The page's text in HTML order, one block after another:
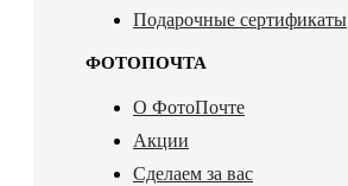
Подарочные сертификаты
ФОТОПОЧТА
О ФотоПочте
Акции
Сделаем за вас